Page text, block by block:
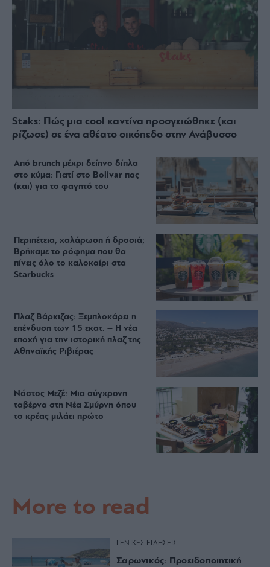
Staks: Πώς μια cool καντίνα προσγειώθηκε (και
ρίζωσε) σε ένα αθέατο οικόπεδο στην Ανάβυσσο
Από brunch μέχρι δείπνο δίπλα
στο κύμα: Γιατί στο Bolivar πας
(και) για το φαγητό του
Περιπέτεια, χαλάρωση ή δροσιά;
Βρήκαμε το ρόφημα που θα
πίνεις όλο το καλοκαίρι στα
Starbucks
Πλαζ Βάρκιζας: Ξεμπλοκάρει η
επένδυση των 15 εκατ. – Η νέα
εποχή για την ιστορική πλαζ της
Αθηναϊκής Ριβιέρας
Νόστος Μεζέ: Μια σύγχρονη
ταβέρνα στη Νέα Σμύρνη όπου
το κρέας μιλάει πρώτο
More to read
ΓΕΝΙΚΕΣ ΕΙΔΗΣΕΙΣ
Σαρωνικός: Προειδοποιητική